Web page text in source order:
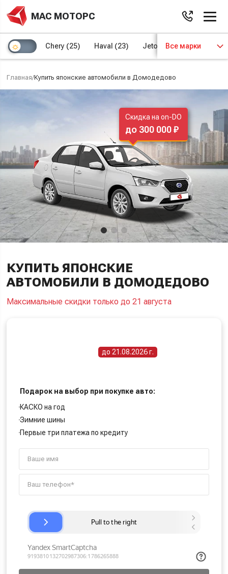
МАС МОТОРС
Chery (25) Haval (23) Jetour (8) Kaiyi (4)
Все марки
Главная/Купить японские автомобили в Домодедово
КУПИТЬ ЯПОНСКИЕ
АВТОМОБИЛИ В ДОМОДЕДОВО
Максимальные скидки только до 21 августа
до 21.08.2026 г.
Подарок на выбор при покупке авто:
КАСКО на год
Зимние шины
Первые три платежа по кредиту
Скидка на on-DO
до 300 000 ₽